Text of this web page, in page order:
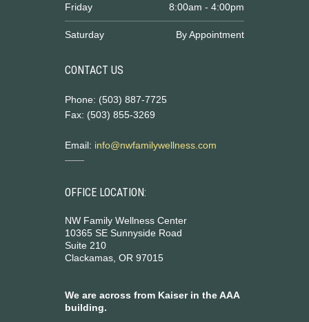
Friday 8:00am - 4:00pm
Saturday By Appointment
CONTACT US
Phone: (503) 887-7725
Fax: (503) 855-3269
Email: info@nwfamilywellness.com
OFFICE LOCATION:
NW Family Wellness Center
10365 SE Sunnyside Road
Suite 210
Clackamas, OR 97015
We are across from Kaiser in the AAA
building.